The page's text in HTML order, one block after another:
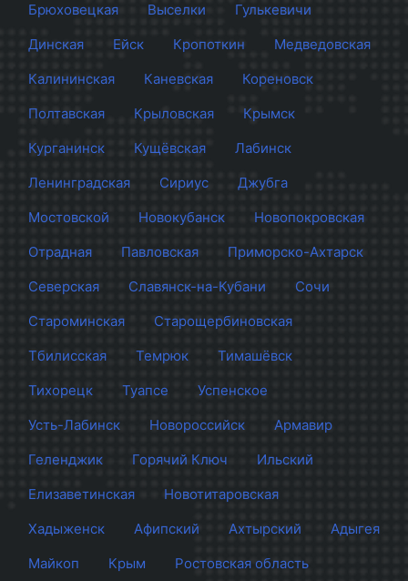
Брюховецкая
Выселки
Гулькевичи
Динская
Ейск Кропоткин
Медведовская
Калининская
Каневская
Кореновск
Полтавская
Крыловская
Крымск
Курганинск
Кущёвская
Лабинск
Ленинградская
Сириус
Джубга
Мостовской
Новокубанск
Новопокровская
Отрадная
Павловская
Приморско-Ахтарск
Северская
Славянск-на-Кубани
Сочи
Староминская
Старощербиновская
Тбилисская
Темрюк
Тимашёвск
Тихорецк
Туапсе
Успенское
Усть-Лабинск
Новороссийск
Армавир
Геленджик
Горячий Ключ
Ильский
Елизаветинская
Новотитаровская
Хадыженск
Афипский Ахтырский
Адыгея
Майкоп
Крым Ростовская область